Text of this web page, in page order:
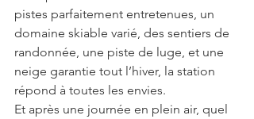
pistes parfaitement entretenues, un
domaine skiable varié, des sentiers de
randonnée, une piste de luge, et une
neige garantie tout l’hiver, la station
répond à toutes les envies.
Et après une journée en plein air, quel